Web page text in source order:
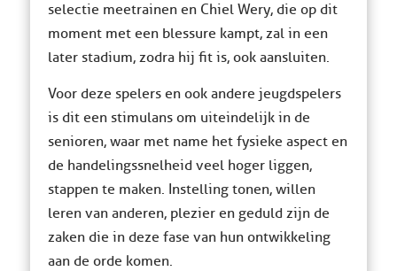
selectie meetrainen en Chiel Wery, die op dit
moment met een blessure kampt, zal in een
later stadium, zodra hij fit is, ook aansluiten.
Voor deze spelers en ook andere jeugdspelers
is dit een stimulans om uiteindelijk in de
senioren, waar met name het fysieke aspect en
de handelingssnelheid veel hoger liggen,
stappen te maken. Instelling tonen, willen
leren van anderen, plezier en geduld zijn de
zaken die in deze fase van hun ontwikkeling
aan de orde komen.